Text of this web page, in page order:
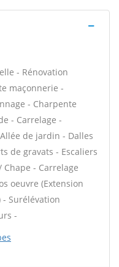
- Rénovation
maçonnerie -
- Charpente
- Carrelage -
de jardin - Dalles
de gravats - Escaliers
- Carrelage
oeuvre (Extension
- Surélévation
-